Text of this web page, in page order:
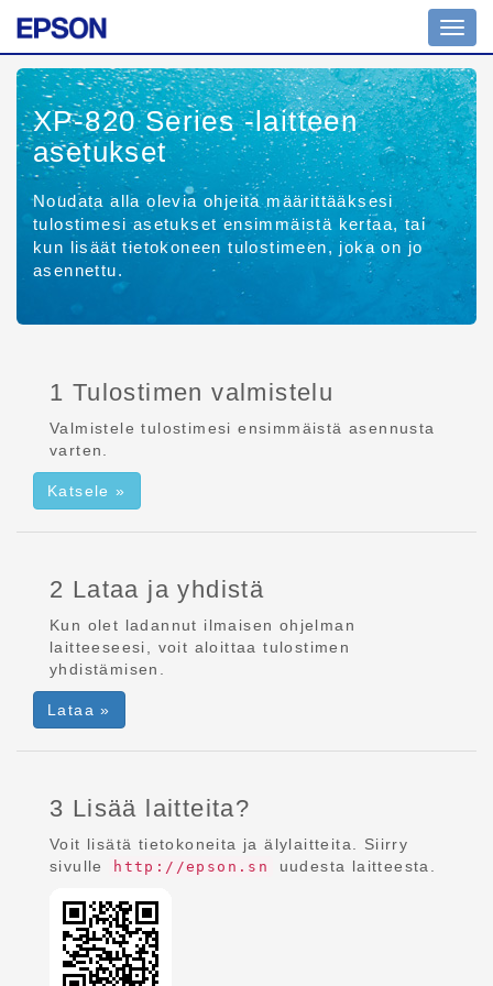
XP-820 Series-laitteen
asetukset
Noudata alla olevia ohjeita määrittääksesi
tulostimesi asetukset ensimmäistä kertaa, tai
kun lisäät tietokoneen tulostimeen, joka on jo
asennettu.
1 Tulostimen valmistelu
Valmistele tulostimesi ensimmäistä asennusta
varten.
Katsele »
2 Lataa ja yhdistä
Kun olet ladannut ilmaisen ohjelman
laitteeseesi, voit aloittaa tulostimen
yhdistämisen.
Lataa »
3 Lisää laitteita?
Voit lisätä tietokoneita ja älylaitteita. Siirry
sivulle
http://epson.sn uudesta laitteesta.